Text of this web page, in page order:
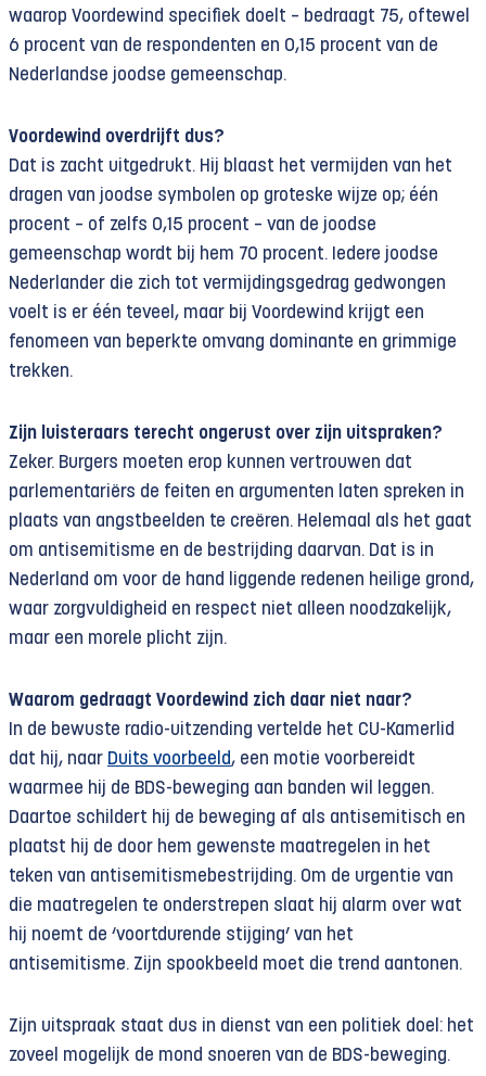
waarop Voordewind specifiek doelt – bedraagt 75, oftewel
6 procent van de respondenten en 0,15 procent van de
Nederlandse joodse gemeenschap.
Voordewind overdrijft dus?
Dat is zacht uitgedrukt. Hij blaast het vermijden van het
dragen van joodse symbolen op groteske wijze op; één
procent – of zelfs 0,15 procent – van de joodse
gemeenschap wordt bij hem 70 procent. Iedere joodse
Nederlander die zich tot vermijdingsgedrag gedwongen
voelt is er één teveel, maar bij Voordewind krijgt een
fenomeen van beperkte omvang dominante en grimmige
trekken.
Zijn luisteraars terecht ongerust over zijn uitspraken?
Zeker. Burgers moeten erop kunnen vertrouwen dat
parlementariërs de feiten en argumenten laten spreken in
plaats van angstbeelden te creëren. Helemaal als het gaat
om antisemitisme en de bestrijding daarvan. Dat is in
Nederland om voor de hand liggende redenen heilige grond,
waar zorgvuldigheid en respect niet alleen noodzakelijk,
maar een morele plicht zijn.
Waarom gedraagt Voordewind zich daar niet naar?
In de bewuste radio-uitzending vertelde het CU-Kamerlid
dat hij, naar Duits voorbeeld, een motie voorbereidt
waarmee hij de BDS-beweging aan banden wil leggen.
Daartoe schildert hij de beweging af als antisemitisch en
plaatst hij de door hem gewenste maatregelen in het
teken van antisemitismebestrijding. Om de urgentie van
die maatregelen te onderstrepen slaat hij alarm over wat
hij noemt de ‘voortdurende stijging’ van het
antisemitisme. Zijn spookbeeld moet die trend aantonen.
Zijn uitspraak staat dus in dienst van een politiek doel: het
zoveel mogelijk de mond snoeren van de BDS-beweging.